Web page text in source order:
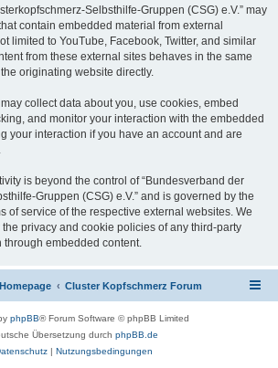
Selbsthilfe-Gruppen (CSG) e.V.” may
contain embedded material from external
limited to YouTube, Facebook, Twitter, and similar
from these external sites behaves in the same
originating website directly.
collect data about you, use cookies, embed
and monitor your interaction with the embedded
your interaction if you have an account and are
is beyond the control of “Bundesverband der
Gruppen (CSG) e.V.” and is governed by the
of service of the respective external websites. We
privacy and cookie policies of any third-party
through embedded content.
Cluster Kopfschmerz Forum
phpBB® Forum Software © phpBB Limited
Übersetzung durch phpBB.de
| Nutzungsbedingungen